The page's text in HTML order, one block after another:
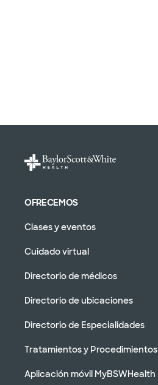
OFRECEMOS
Clases y eventos
Cuidado virtual
Directorio de médicos
Directorio de ubicaciones
Directorio de Especialidades
Tratamientos y Procedimientos
Aplicación móvil MyBSWHealth